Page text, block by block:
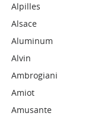
Alpilles
Alsace
Aluminum
Alvin
Ambrogiani
Amiot
Amusante